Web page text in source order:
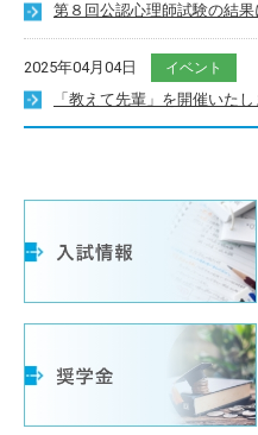
第８回公認心理師試験の結果
2025年04月04日 イベント
「教えて先輩」を開催いたし